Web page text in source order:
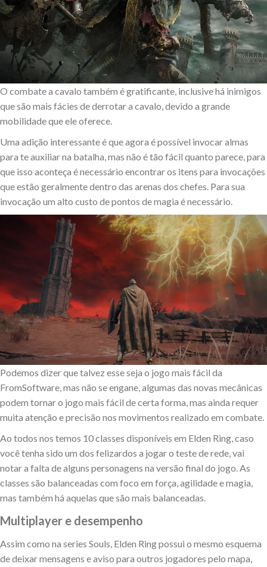
O combate a cavalo também é gratificante, inclusive há inimigos
que são mais fácies de derrotar a cavalo, devido a grande
mobilidade que ele oferece.
Uma adição interessante é que agora é possível invocar almas
para te auxiliar na batalha, mas não é tão fácil quanto parece, para
que isso aconteça é necessário encontrar os itens para invocações
que estão geralmente dentro das arenas dos chefes. Para sua
invocação um alto custo de pontos de magia é necessário.
Podemos dizer que talvez esse seja o jogo mais fácil da
FromSoftware, mas não se engane, algumas das novas mecânicas
podem tornar o jogo mais fácil de certa forma, mas ainda requer
muita atenção e precisão nos movimentos realizado em combate.
Ao todos nos temos 10 classes disponíveis em Elden Ring, caso
você tenha sido um dos felizardos a jogar o teste de rede, vai
notar a falta de alguns personagens na versão final do jogo. As
classes são balanceadas com foco em força, agilidade e magia,
mas também há aquelas que são mais balanceadas.
Multiplayer e desempenho
Assim como na series Souls, Elden Ring possui o mesmo esquema
de deixar mensagens e aviso para outros jogadores pelo mapa,